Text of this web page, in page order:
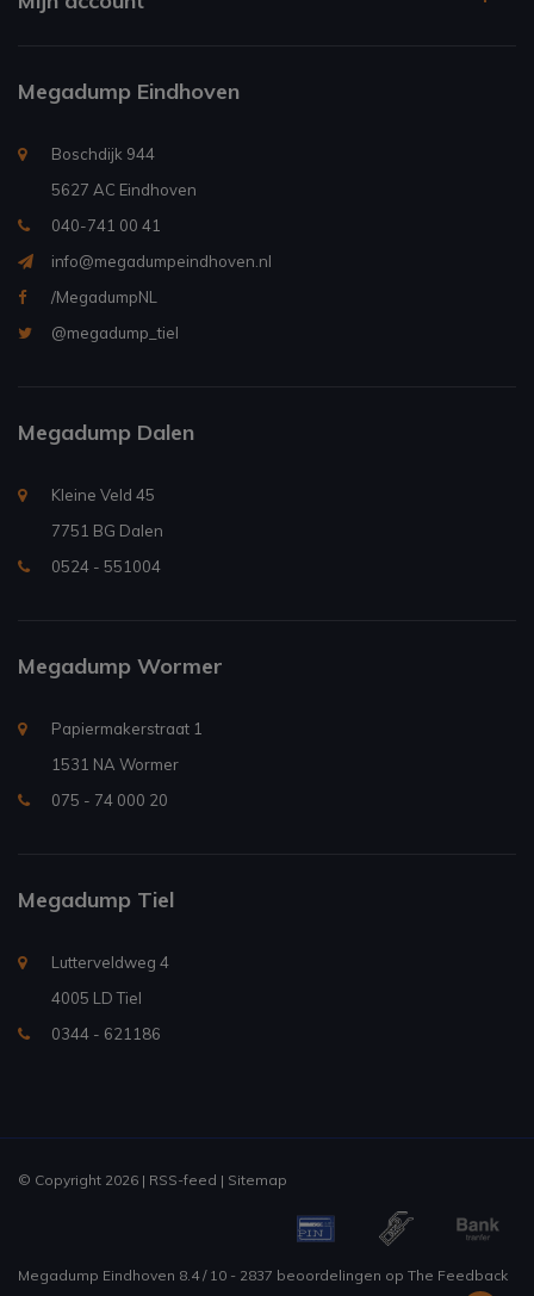
Megadump Eindhoven
Boschdijk 944
5627 AC Eindhoven
040-741 00 41
info@megadumpeindhoven.nl
/MegadumpNL
@megadump_tiel
Megadump Dalen
Kleine Veld 45
7751 BG Dalen
0524 - 551004
Megadump Wormer
Papiermakerstraat 1
1531 NA Wormer
075 - 74 000 20
Megadump Tiel
Lutterveldweg 4
4005 LD Tiel
0344 - 621186
© Copyright 2026 | RSS-feed | Sitemap
Megadump Eindhoven 8.4/ 10 - 2837 beoordelingen op The Feedback